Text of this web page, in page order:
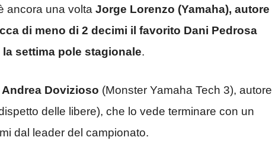
ancora una volta Jorge Lorenzo (Yamaha), autore
di meno di 2 decimi il favorito Dani Pedrosa
settima pole stagionale.
Andrea Dovizioso (Monster Yamaha Tech 3), autore
delle libere), che lo vede terminare con un
dal leader del campionato.